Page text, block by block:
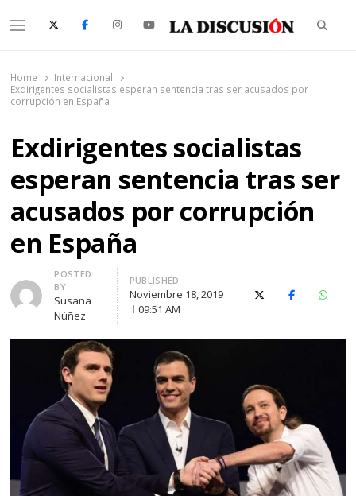
Menu
Home
Internacional
Exdirigentes socialistas esperan sentencia tras ser acusados por
corrupción en España
Exdirigentes socialistas
esperan sentencia tras ser
acusados por corrupción
en España
Author
POSTED
BY
Susana
Núñez
PUBLISHED
Noviembre 18, 2019
09:51 AM
X (Twitter)Facebook